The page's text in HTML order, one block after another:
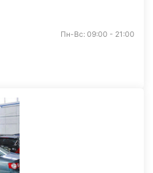
Пн-Вс: 09:00 - 21:00